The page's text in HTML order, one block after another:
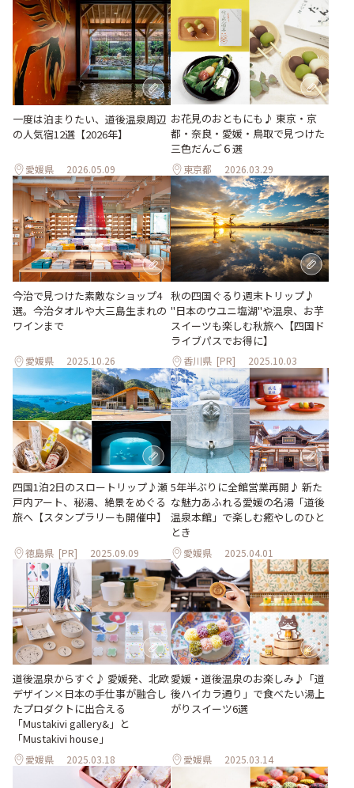
一度は泊まりたい、道後温泉周辺
の人気宿12選【2026年】
愛媛県 2026.05.09
お花見のおともにも♪ 東京・京
都・奈良・愛媛・鳥取で見つけた
三色だんご６選
東京都 2026.03.29
今治で見つけた素敵なショップ4
選。今治タオルや大三島生まれの
ワインまで
愛媛県 2025.10.26
秋の四国ぐるり週末トリップ♪
"日本のウユニ塩湖"や温泉、お芋
スイーツも楽しむ秋旅へ【四国ド
ライブパスでお得に】
香川県 [PR] 2025.10.03
四国1泊2日のスロートリップ♪瀬
戸内アート、秘湯、絶景をめぐる
旅へ【スタンプラリーも開催中】
徳島県 [PR] 2025.09.09
5年半ぶりに全館営業再開♪ 新た
な魅力あふれる愛媛の名湯「道後
温泉本館」で楽しむ癒やしのひと
とき
愛媛県 2025.04.01
道後温泉からすぐ♪ 愛媛発、北欧
デザイン×日本の手仕事が融合し
たプロダクトに出合える
「Mustakivi gallery&」と
「Mustakivi house」
愛媛県 2025.03.18
愛媛・道後温泉のお楽しみ♪「道
後ハイカラ通り」で食べたい湯上
がりスイーツ6選
愛媛県 2025.03.14